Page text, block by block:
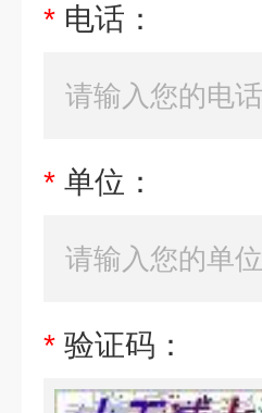
* 电话：
* 单位：
* 验证码：